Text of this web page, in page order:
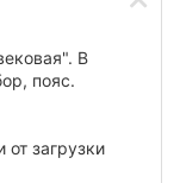
В
пояс.
загрузки